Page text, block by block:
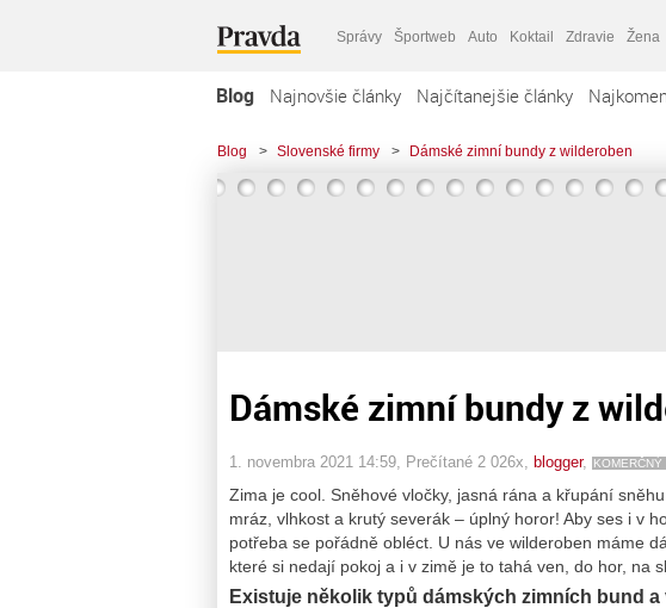
Správy Športweb Auto Koktail Zdravie Žena
Blog Najnovšie články Najčítanejšie články
Blog > Slovenské firmy > Dámské zimní bundy z wilderoben
Dámské zimní bundy z
1. novembra 2021 14:59 , Prečítané 2 026x, blogger, KOMERČNÝ
Zima je cool. Sněhové vločky, jasná rána a křupání
mráz, vlhkost a krutý severák – úplný horor! Aby ses i v
potřeba se pořádně obléct. U nás ve wilderoben máme
které si nedají pokoj a i v zimě je to tahá ven, do hor, na
Existuje několik typů dámských zimních bund